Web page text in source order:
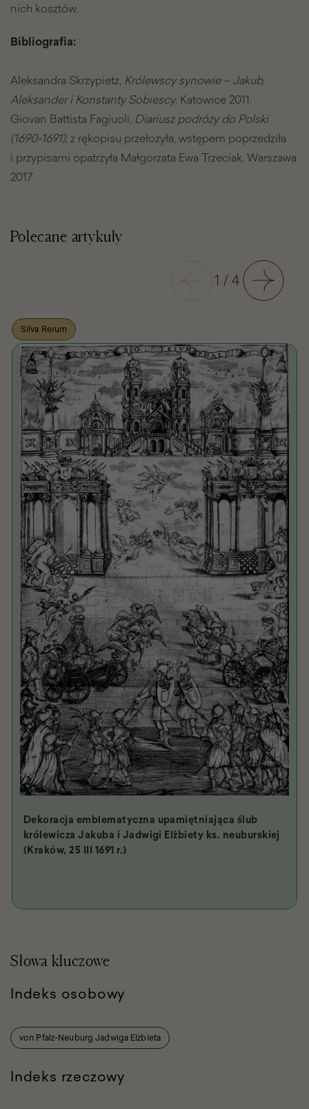
nich kosztów.
Bibliografia:
Aleksandra Skrzypietz, Królewscy synowie – Jakub,
Aleksander i Konstanty Sobiescy, Katowice 2011.
Giovan Battista Fagiuoli, Diariusz podróży do Polski
(1690-1691), z rękopisu przełożyła, wstępem poprzedziła
i przypisami opatrzyła Małgorzata Ewa Trzeciak, Warszawa
2017
Polecane artykuły
1 /4 Następny
Silva Rerum
Dekoracja emblematyczna upamiętniająca ślub
królewicza Jakuba i Jadwigi Elżbiety ks. neuburskiej
(Kraków, 25 III 1691 r.)
Słowa kluczowe
Indeks osobowy
von Pfalz-Neuburg Jadwiga Elżbieta
Indeks rzeczowy